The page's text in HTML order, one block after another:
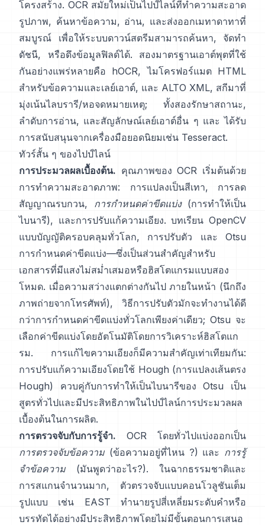
โครงสร้าง. OCR สมัยใหม่เป็นไปป์ไลน์ที่ทำความสะอาด
รูปภาพ, ค้นหาข้อความ, อ่าน, และส่งออกเมทาดาทาที่
สมบูรณ์ เพื่อให้ระบบดาวน์สตรีมสามารถค้นหา, จัดทำ
ดัชนี, หรือดึงข้อมูลฟิลด์ได้. สองมาตรฐานเอาต์พุตที่ใช้
กันอย่างแพร่หลายคือ hOCR, ไมโครฟอร์แมต HTML
สำหรับข้อความและเลย์เอาต์, และ ALTO XML, สกีมาที่
มุ่งเน้นไลบรารี/หอจดหมายเหตุ; ทั้งสองรักษาสถานะ,
ลำดับการอ่าน, และสัญลักษณ์เลย์เอาต์อื่น ๆ และ ได้รับ
การสนับสนุนจากเครื่องมือยอดนิยมเช่น Tesseract.
ทัวร์สั้น ๆ ของไปป์ไลน์
การประมวลผลเบื้องต้น. คุณภาพของ OCR เริ่มต้นด้วย
การทำความสะอาดภาพ: การแปลงเป็นสีเทา, การลด
สัญญาณรบกวน,
การกำหนดค่าขีดแบ่ง(การทำให้เป็น
ไบนารี), และการปรับแก้ความเอียง. บทเรียน OpenCV
แบบบัญญัติครอบคลุมทั่วโลก,
การปรับตัว และ
Otsu
การกำหนดค่าขีดแบ่ง—ซึ่งเป็นส่วนสำคัญสำหรับ
เอกสารที่มีแสงไม่สม่ำเสมอหรือฮิสโตแกรมแบบสอง
โหมด. เมื่อความสว่างแตกต่างกันไป ภายในหน้า (นึกถึง
ภาพถ่ายจากโทรศัพท์), วิธีการปรับตัวมักจะทำงานได้ดี
กว่าการกำหนดค่าขีดแบ่งทั่วโลกเพียงค่าเดียว; Otsu จะ
เลือกค่าขีดแบ่งโดยอัตโนมัติโดยการวิเคราะห์ฮิสโตแก
รม. การแก้ไขความเอียงก็มีความสำคัญเท่าเทียมกัน:
การปรับแก้ความเอียงโดยใช้ Hough (การแปลงเส้นตรง
Hough) ควบคู่กับการทำให้เป็นไบนารีของ Otsu เป็น
สูตรทั่วไปและมีประสิทธิภาพในไปป์ไลน์การประมวลผล
เบื้องต้นในการผลิต.
การตรวจจับกับการรู้จำ. OCR โดยทั่วไปแบ่งออกเป็น
การตรวจจับข้อความ (ข้อความอยู่ที่ไหน ?) และ การรู้
จำข้อความ (มันพูดว่าอะไร?). ในฉากธรรมชาติและ
การสแกนจำนวนมาก, ตัวตรวจจับแบบคอนโวลูชันเต็ม
รูปแบบ เช่น
EAST
ทำนายรูปสี่เหลี่ยมระดับคำหรือ
บรรทัดได้อย่างมีประสิทธิภาพโดยไม่มีขั้นตอนการเสนอ